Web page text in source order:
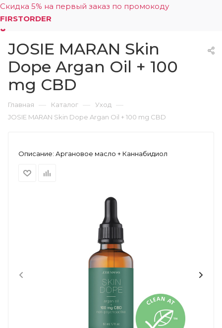
Скидка 5% на первый заказ по промокоду
FIRSTORDER
0
JOSIE MARAN Skin
Dope Argan Oil + 100
mg CBD
Главная — Каталог — Уход —
JOSIE MARAN Skin Dope Argan Oil + 100 mg CBD
Описание: Аргановое масло + Каннабидиол